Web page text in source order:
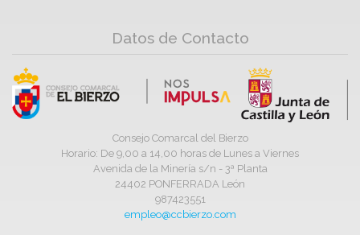
Datos de Contacto
Consejo Comarcal del Bierzo
Horario: De 9,00 a 14,00 horas de Lunes a Viernes
Avenida de la Minería s/n - 3ª Planta
24402 PONFERRADA León
987423551
empleo@ccbierzo.com